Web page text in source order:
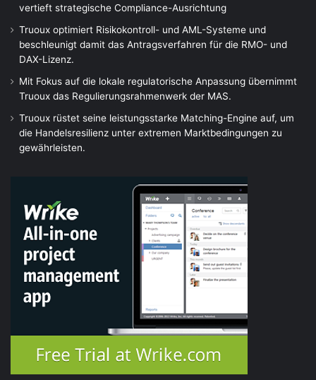
vertieft strategische Compliance-Ausrichtung
Truoux optimiert Risikokontroll- und AML-Systeme und
beschleunigt damit das Antragsverfahren für die RMO- und
DAX-Lizenz.
Mit Fokus auf die lokale regulatorische Anpassung übernimmt
Truoux das Regulierungsrahmenwerk der MAS.
Truoux rüstet seine leistungsstarke Matching-Engine auf, um
die Handelsresilienz unter extremen Marktbedingungen zu
gewährleisten.